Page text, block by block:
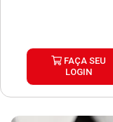
FAÇA SEU
LOGIN